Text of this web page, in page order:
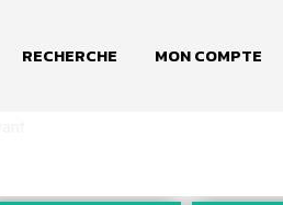
RECHERCHE MON COMPTE